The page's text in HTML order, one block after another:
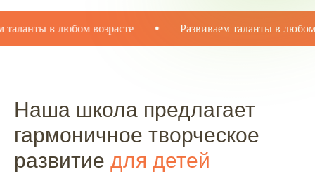
в любом возрасте Развиваем таланты в любом
Наша школа предлагает
гармоничное творческое
развитие для детей